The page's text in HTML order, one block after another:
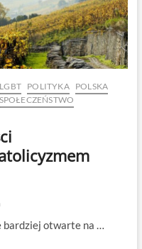
LGBT POLITYKA
POLSKA
SPOŁECZEŃSTWO
bardziej otwarte na …